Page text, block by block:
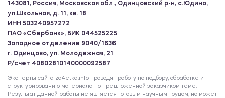
143081, Россия, Московская обл., Одинцовский р-н, с.Юдино,
ул.Школьная, д. 11, кв. 18
ИНН 503240957272
ПАО «Сбербанк», БИК 044525225
Западное отделение 9040/1636
г. Одинцово, ул. Молодежная, 21
Р/счет 40802810140000092587
Эксперты сайта za4etka.info проводят работу по подбору, обработке и
структурированию материала по предложенной заказчиком теме.
Результат данной работы не является готовым научным трудом, но может